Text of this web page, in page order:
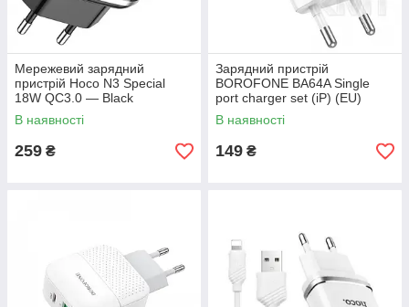
Мережевий зарядний
пристрій Hoco N3 Special
18W QC3.0 — Black
В наявності
259 ₴
Зарядний пристрій
BOROFONE BA64A Single
port charger set (iP) (EU)
White
В наявності
149 ₴